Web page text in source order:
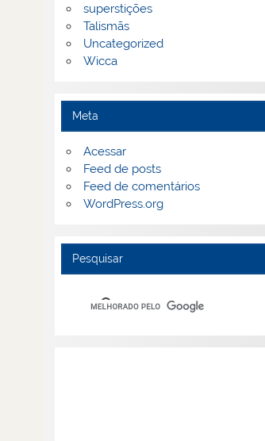
superstições
Talismãs
Uncategorized
Wicca
Meta
Acessar
Feed de posts
Feed de comentários
WordPress.org
Pesquisar